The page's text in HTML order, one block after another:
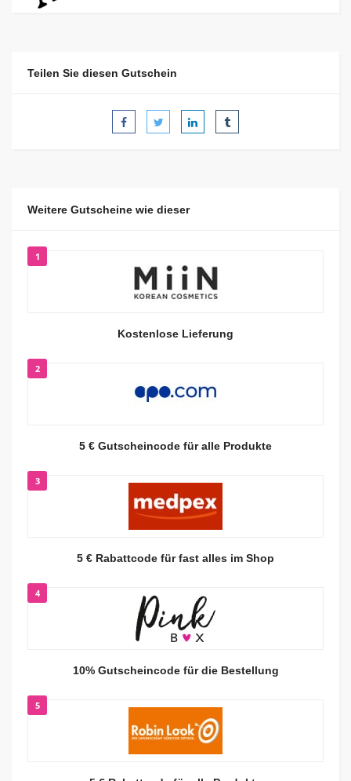
Teilen Sie diesen Gutschein
Weitere Gutscheine wie dieser
1
Kostenlose Lieferung
2
5 € Gutscheincode für alle Produkte
3
5 € Rabattcode für fast alles im Shop
4
10% Gutscheincode für die Bestellung
5